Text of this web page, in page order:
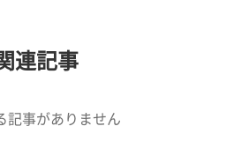
連記事
記事がありません